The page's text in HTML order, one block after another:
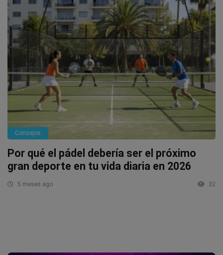
Consejos
Por qué el pádel debería ser el próximo
gran deporte en tu vida diaria en 2026
5 meses ago 32